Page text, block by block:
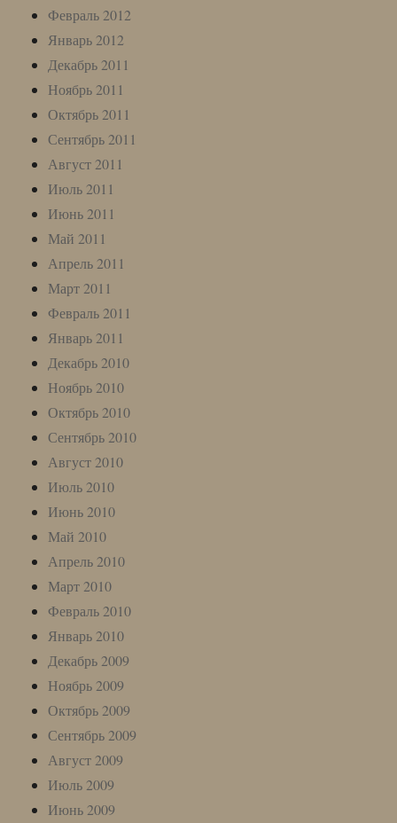
Февраль 2012
Январь 2012
Декабрь 2011
Ноябрь 2011
Октябрь 2011
Сентябрь 2011
Август 2011
Июль 2011
Июнь 2011
Май 2011
Апрель 2011
Март 2011
Февраль 2011
Январь 2011
Декабрь 2010
Ноябрь 2010
Октябрь 2010
Сентябрь 2010
Август 2010
Июль 2010
Июнь 2010
Май 2010
Апрель 2010
Март 2010
Февраль 2010
Январь 2010
Декабрь 2009
Ноябрь 2009
Октябрь 2009
Сентябрь 2009
Август 2009
Июль 2009
Июнь 2009